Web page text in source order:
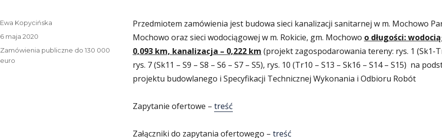
Przedmiotem zamówienia jest budowa sieci kanalizacji sanitarnej w m. Mochowo
Mochowo oraz sieci wodociągowej w m. Rokicie, gm. Mochowo o długości:
0,093 km, kanalizacja – 0,222 km (projekt zagospodarowania tereny: rys. 1 (Sk1-
rys. 7 (Sk11 – S9 – S8 – S6 – S7 – S5), rys. 10 (Tr10 – S13 – Sk16 – S14 – S15) na
projektu budowlanego i Specyfikacji Technicznej Wykonania i Odbioru Robót
Zapytanie ofertowe – treść
Załączniki do zapytania ofertowego – treść
Autor
Ewa Kopycińska
Data
publikacji
6 maja 2020
Kategorie
Zamówienia publiczne do 130 000
euro